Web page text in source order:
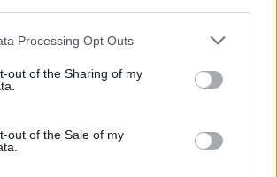
this website/app uses one or more Google
visit or usage behaviour. You may click to
to Google and its third-party tags to
below specified purposes in below Google
Processing Opt Outs
out of the Sharing of my
out of the Sale of my
īkšķus, lai neatrodi sarakstā
no vienošanās ar Zelenski;